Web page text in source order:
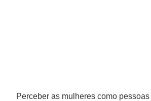
Perceber as mulheres como